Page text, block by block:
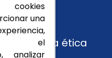
cookies
una
el
analizar
nosotros
y línea ética